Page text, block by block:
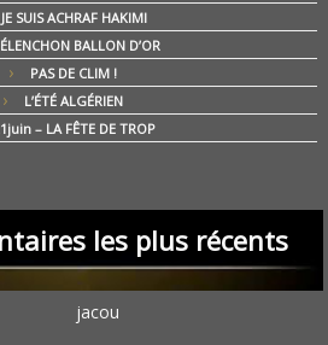
JE SUIS ACHRAF HAKIMI
BALLON D’OR
PAS DE CLIM !
L’ÉTÉ ALGÉRIEN
– LA FÊTE DE TROP
les plus récents
jacou